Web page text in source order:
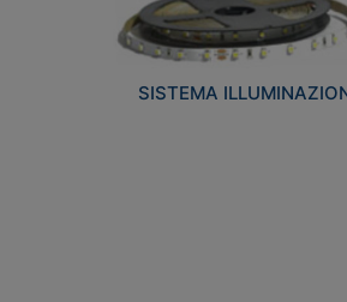
SISTEMA